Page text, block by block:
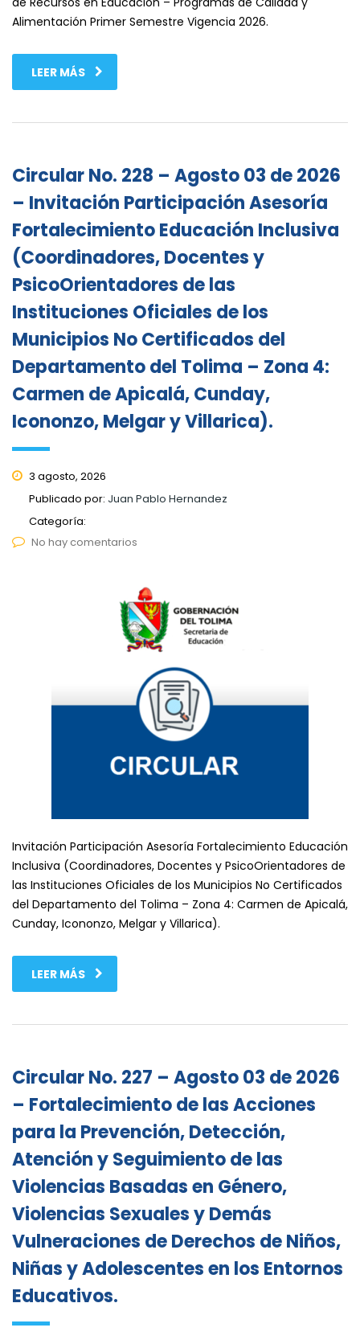
Alimentación Primer Semestre Vigencia 2026.
LEER MÁS
Circular No. 228 – Agosto 03 de 2026
– Invitación Participación Asesoría
Fortalecimiento Educación Inclusiva
(Coordinadores, Docentes y
PsicoOrientadores de las
Instituciones Oficiales de los
Municipios No Certificados del
Departamento del Tolima – Zona 4:
Carmen de Apicalá, Cunday,
Icononzo, Melgar y Villarica).
3 agosto, 2026
Publicado por: Juan Pablo Hernandez
Categoría:
No hay comentarios
Invitación Participación Asesoría Fortalecimiento Educación
Inclusiva (Coordinadores, Docentes y PsicoOrientadores de
las Instituciones Oficiales de los Municipios No Certificados
del Departamento del Tolima – Zona 4: Carmen de Apicalá,
Cunday, Icononzo, Melgar y Villarica).
LEER MÁS
Circular No. 227 – Agosto 03 de 2026
– Fortalecimiento de las Acciones
para la Prevención, Detección,
Atención y Seguimiento de las
Violencias Basadas en Género,
Violencias Sexuales y Demás
Vulneraciones de Derechos de Niños,
Niñas y Adolescentes en los Entornos
Educativos.